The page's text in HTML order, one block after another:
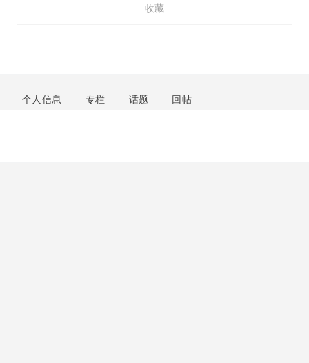
收藏
个人信息 专栏 话题 回帖